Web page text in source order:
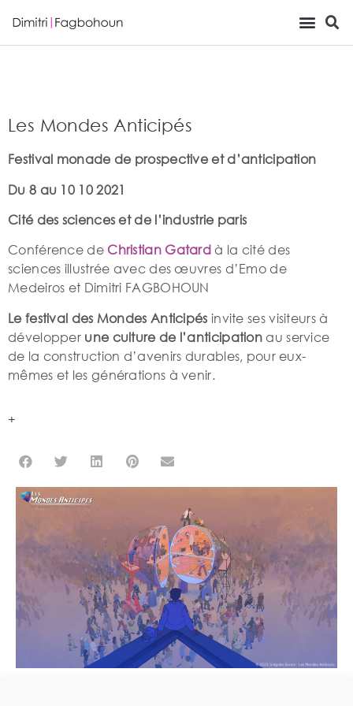
Les Mondes Anticipés
Festival monade de prospective et d’anticipation
Du 8 au 10 10 2021
Cité des sciences et de l’industrie paris
Conférence de Christian Gatard à la cité des
sciences illustrée avec des œuvres d’Emo de
Medeiros et Dimitri FAGBOHOUN
Le festival des Mondes Anticipés invite ses visiteurs à
développer une culture de l’anticipation au service
de la construction d’avenirs durables, pour eux-
mêmes et les générations à venir.
+